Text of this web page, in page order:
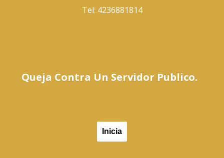
Tel: 4236881814
Queja Contra Un Servidor Publico.
Inicia